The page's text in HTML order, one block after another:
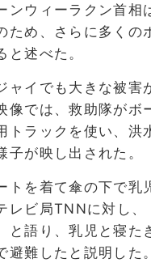
ンウィーラクン首相
ため、さらに多くの
と述べた。
ャイでも大きな被害
像では、救助隊がボ
トラックを使い、洪
子が映し出された。
トを着て傘の下で乳
レビ局TNNに対し、
と語り、乳児と寝た
避難したと説明した。